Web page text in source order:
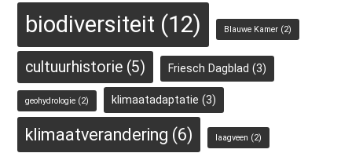
biodiversiteit (12) Blauwe Kamer (2)
cultuurhistorie (5) Friesch Dagblad (3)
geohydrologie (2) klimaatadaptatie (3)
klimaatverandering (6) laagveen (2)